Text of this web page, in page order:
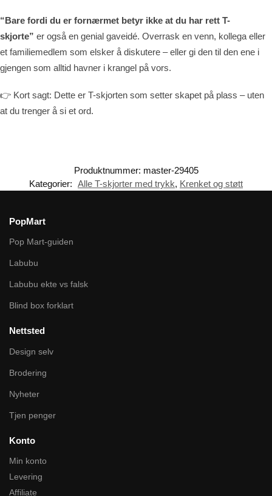
“Bare fordi du er fornærmet betyr ikke at du har rett T-
skjorte” er også en genial gaveidé. Overrask en venn, kollega eller
et familiemedlem som elsker å diskutere – eller gi den til den ene i
gjengen som alltid havner i krangel på vors.
👉 Kort sagt: Dette er T-skjorten som setter skapet på plass – uten
at du trenger å si et ord.
Produktnummer: master-29405
Kategorier: Alle T-skjorter med trykk, Krenket og støtt
PopMart
Pop Mart-guiden
Labubu
Labubu ekte vs falsk
Blind box forklart
Nettsted
Design selv
Brodering
Nyheter
Tjen penger
Konto
Min konto
Levering
Affiliate